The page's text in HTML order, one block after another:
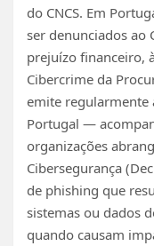
do CNCS. Em
ser denunciados ao
prejuízo financeiro,
Cibercrime da
emite regularmente
Portugal —
organizações
Cibersegurança
de phishing que
sistemas ou dados
quando causam